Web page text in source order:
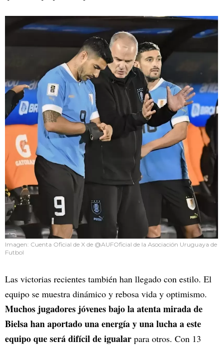
Imagen: Cuenta Oficial de X de @AUFOficial de la Asociación Uruguaya de
Futbol
Las victorias recientes también han llegado con estilo. El
equipo se muestra dinámico y rebosa vida y optimismo.
Muchos jugadores jóvenes bajo la atenta mirada de
Bielsa han aportado una energía y una lucha a este
equipo que será difícil de igualar para otros. Con 13